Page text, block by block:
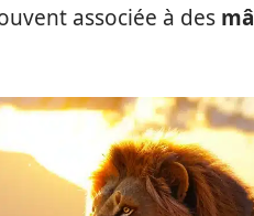
associée à des